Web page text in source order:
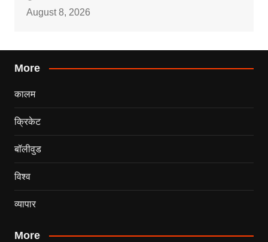
August 8, 2026
More
कालम
क्रिकेट
बॉलीवुड
विश्व
व्यापार
More